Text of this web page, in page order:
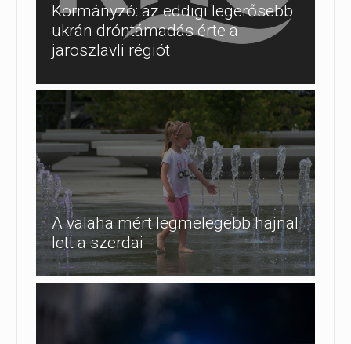
Kormányzó: az eddigi legerősebb
ukrán dróntámadás érte a
jaroszlavli régiót
A valaha mért legmelegebb hajnal
lett a szerdai